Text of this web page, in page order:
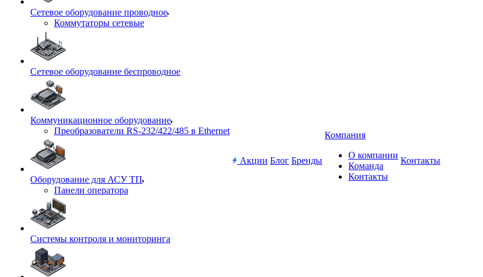
Сетевое оборудование проводное
Коммутаторы сетевые
Сетевое оборудование беспроводное
Коммуникационное оборудование
Преобразователи RS-232/422/485 в Ethernet
Оборудование для АСУ ТП
Панели оператора
Системы контроля и мониторинга
Акции Блог Бренды
Компания
О компании
Команда
Контакты
Контакты